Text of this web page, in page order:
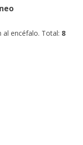
al encéfalo. Total: 8